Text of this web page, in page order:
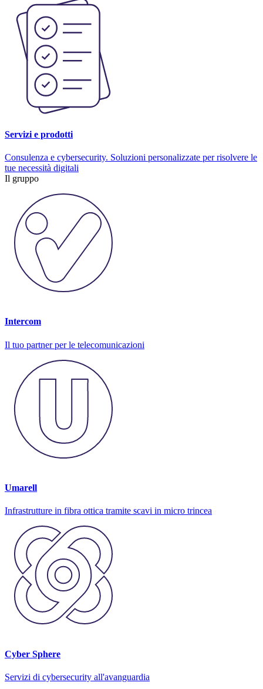
Servizi e prodotti
Consulenza e cybersecurity. Soluzioni personalizzate per risolvere le
tue necessità digitali
Il gruppo
Intercom
Il tuo partner per le telecomunicazioni
Umarell
Infrastrutture in fibra ottica tramite scavi in micro trincea
Cyber Sphere
Servizi di cybersecurity all'avanguardia